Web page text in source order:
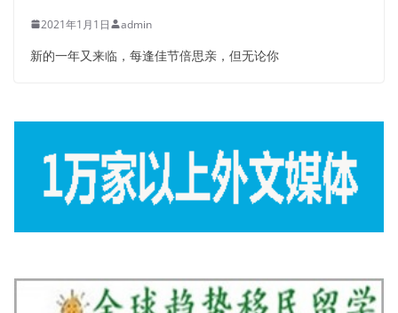
2021年1月1日 admin
新的一年又来临，每逢佳节倍思亲，但无论你